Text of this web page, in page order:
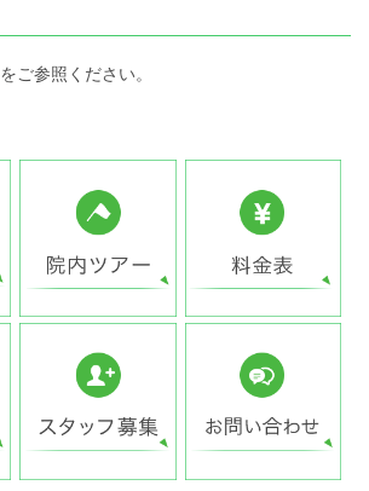
をご参照ください。